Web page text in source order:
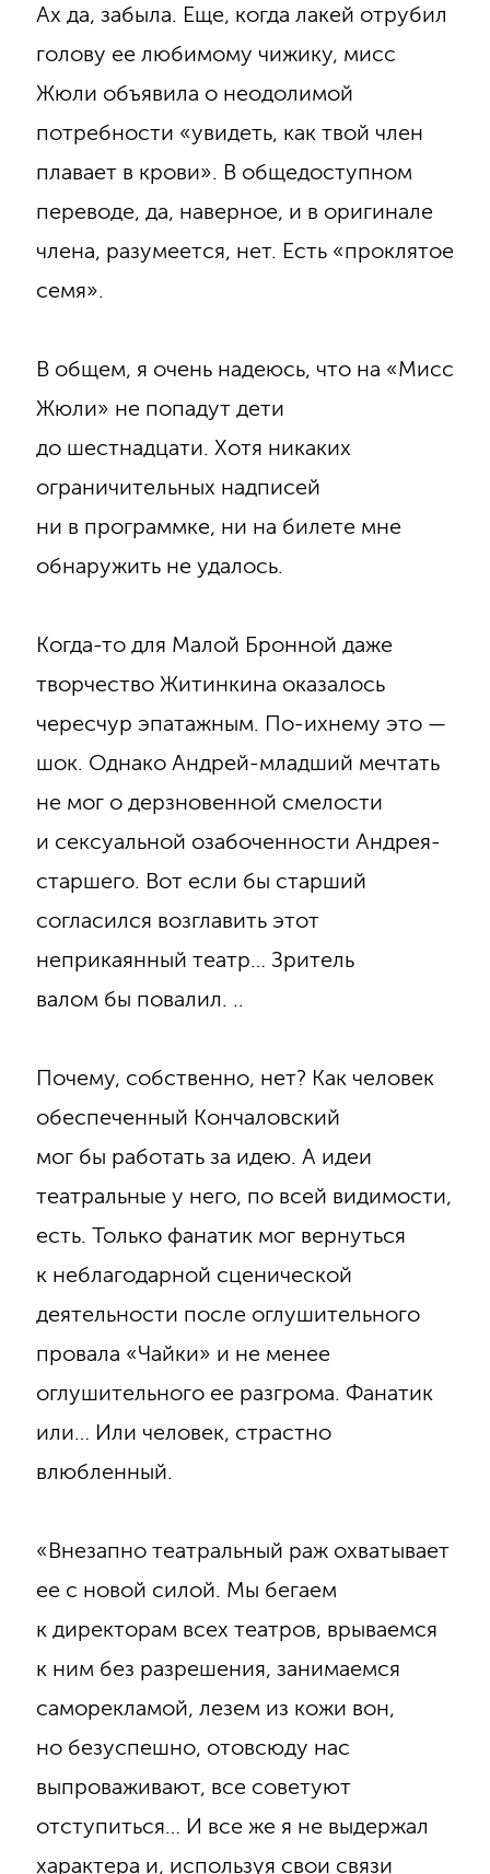
Ах да, забыла. Еще, когда лакей отрубил
голову ее любимому чижику, мисс
Жюли объявила о неодолимой
потребности «увидеть, как твой член
плавает в крови». В общедоступном
переводе, да, наверное, и в оригинале
члена, разумеется, нет. Есть «проклятое
семя».
В общем, я очень надеюсь, что на «Мисс
Жюли» не попадут дети
до шестнадцати. Хотя никаких
ограничительных надписей
ни в программке, ни на билете мне
обнаружить не удалось.
Когда-то для Малой Бронной даже
творчество Житинкина оказалось
чересчур эпатажным. По-ихнему это —
шок. Однако Андрей-младший мечтать
не мог о дерзновенной смелости
и сексуальной озабоченности Андрея-
старшего. Вот если бы старший
согласился возглавить этот
неприкаянный театр… Зритель
валом бы повалил. ..
Почему, собственно, нет? Как человек
обеспеченный Кончаловский
мог бы работать за идею. А идеи
театральные у него, по всей видимости,
есть. Только фанатик мог вернуться
к неблагодарной сценической
деятельности после оглушительного
провала «Чайки» и не менее
оглушительного ее разгрома. Фанатик
или… Или человек, страстно
влюбленный.
«Внезапно театральный раж охватывает
ее с новой силой. Мы бегаем
к директорам всех театров, врываемся
к ним без разрешения, занимаемся
саморекламой, лезем из кожи вон,
но безуспешно, отовсюду нас
выпроваживают, все советуют
отступиться… И все же я не выдержал
характера и, используя свои связи